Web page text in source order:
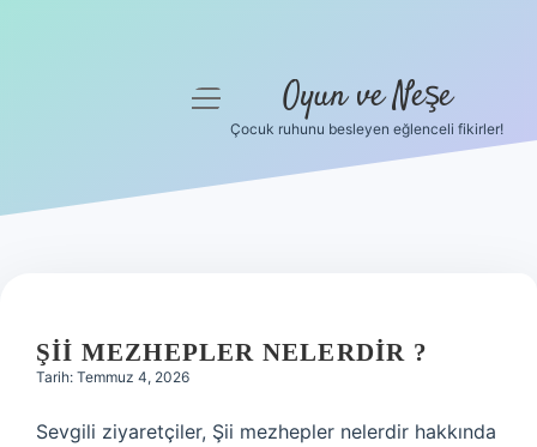
Hakkımızda
menüyü
Oyun ve Neşe
Çocuk ruhunu besleyen eğlenceli fikirler!
ŞII MEZHEPLER NELERDIR ?
Tarih: Temmuz 4, 2026
Sevgili ziyaretçiler, Şii mezhepler nelerdir hakkında